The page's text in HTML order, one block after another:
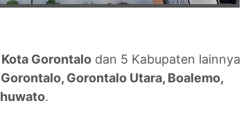
Kota Gorontalo dan 5 Kabupaten lainnya
Gorontalo Utara, Boalemo,
.